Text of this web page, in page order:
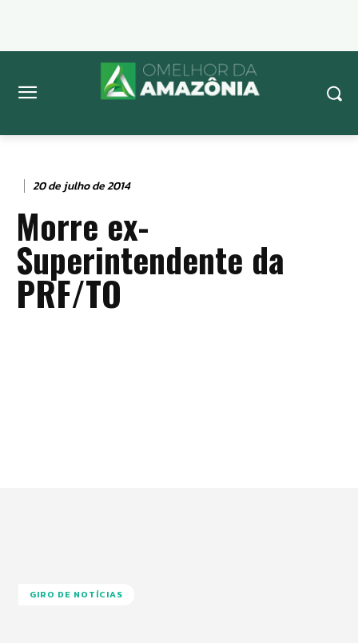
20 de julho de 2014
Morre ex-
Superintendente da
PRF/TO
GIRO DE NOTÍCIAS